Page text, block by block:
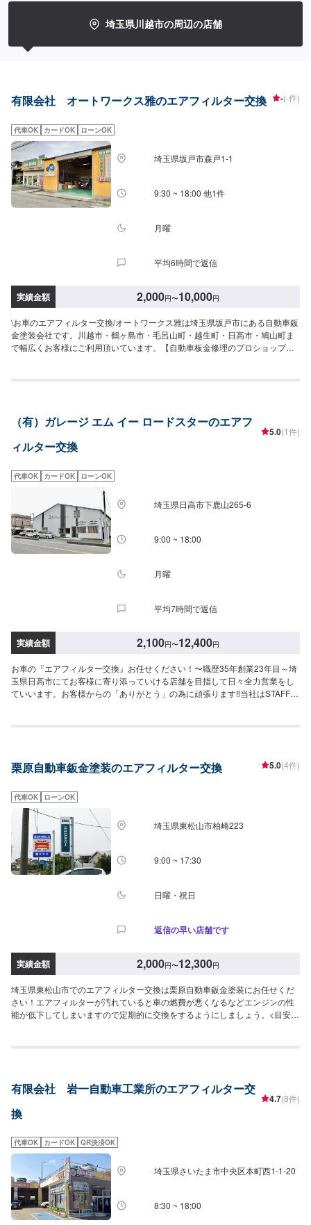
車の貸し出しが可能です。※燃料代はお客様負担となります【営業時間・定休
日】営業時間:9:00〜20:00定休日
埼玉県川越市の周辺の店舗
有限会社 オートワークス雅のエアフィルター交換 -(-件)
代車OK カードOK ローンOK
埼玉県坂戸市森戸1-1
9:30 ~ 18:00 他1件
月曜
平均6時間で返信
実績金額 2,000円〜10,000円
\お車のエアフィルター交換/オートワークス雅は埼玉県坂戸市にある自動車鈑
金塗装会社です。川越市・鶴ヶ島市・毛呂山町・越生町・日高市・鳩山町ま
で幅広くお客様にご利用頂いています。【自動車板金修理のプロショップ】⭐️
す。保険適用の修理ももちろん承ります。お気軽にご相談ください。【代車
日】⏰営業時間：9時30分〜18時🗓定休日：月曜・祝日
（有）ガレージ エム イー ロードスターのエアフ
ィルター交換
5.0(1件)
代車OK カードOK ローンOK
埼玉県日高市下鹿山265-6
9:00 ~ 18:00
月曜
平均7時間で返信
実績金額 2,100円〜12,400円
お車の『エアフィルター交換』お任せください！〜職歴35年創業23年目～埼
玉県日高市にてお客様に寄り添っていける店舗を目指して日々全力営業をし
ていいます。お客様からの「ありがとう」の為に頑張ります‼当社はSTAFF一
望のお客様は車種情報・車検証・パーツの詳細をオファー送信時にお送りく
自費修理、整備に限り代車の貸し出しを無料で行っております。有償でのレ
様にご負担いただいております。<定休日・営業時間>定休日：月曜日営業時
間：9:00~18:00
栗原自動車鈑金塗装のエアフィルター交換 5.0(4件)
代車OK ローンOK
埼玉県東松山市柏崎223
9:00 ~ 17:30
日曜・祝日
返信の早い店舗です
実績金額 2,000円〜12,300円
埼玉県東松山市でのエアフィルター交換は栗原自動車鈑金塗装にお任せくだ
さい！エアフィルターが汚れていると車の燃費が悪くなるなどエンジンの性
能が低下してしまいますので定期的に交換をするようにしましょう。<目安金
ります。専門の鈑金・塗装では、高い技術で満足な仕上がりを常にご提供で
務にも力を入れ、お客様のカーライフを幅広く支えてまいります。オイル交
換や車検、タイヤ交換などの基本的な車のメンテナンスも承っておりますの
でお困りの際はお気軽にご相談ください！
有限会社 岩一自動車工業所のエアフィルター交
換
4.7(8件)
代車OK カードOK QR決済OK
埼玉県さいたま市中央区本町西1-1-20
8:30 ~ 18:00